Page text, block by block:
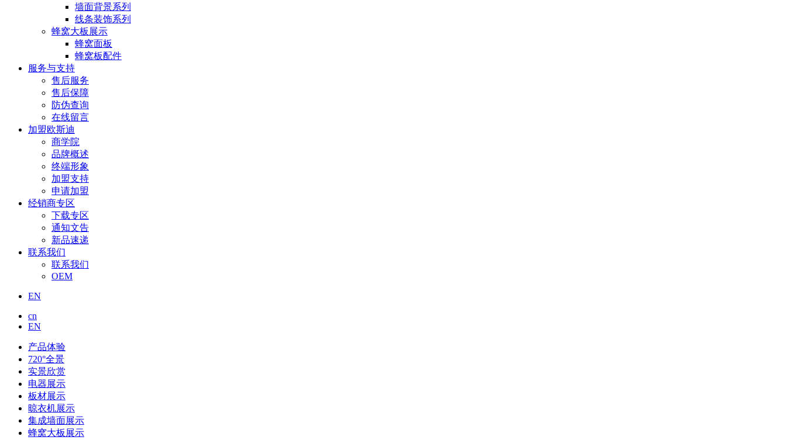
墙面背景系列
线条装饰系列
蜂窝大板展示
蜂窝面板
蜂窝板配件
服务与支持
售后服务
售后保障
防伪查询
在线留言
加盟欧斯迪
商学院
品牌概述
终端形象
加盟支持
申请加盟
经销商专区
下载专区
通知文告
新品速递
联系我们
联系我们
OEM
EN
cn
EN
产品体验
720°全景
实景欣赏
电器展示
板材展示
晾衣机展示
集成墙面展示
蜂窝大板展示